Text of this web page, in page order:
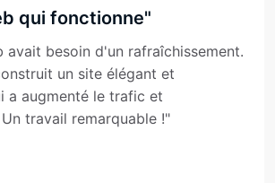
qui fonctionne"
avait besoin d'un rafraîchissement.
un site élégant et
a augmenté le trafic et
travail remarquable !"